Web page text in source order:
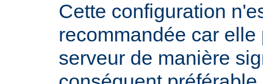
Cette configuration
recommandée car
serveur de manière